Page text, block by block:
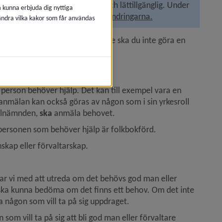
är korrekt, aktuell och lättillgänglig. Under
förståelse. Läs mer om lagändringarna.
en god man eller förvaltare ska du inte göra en
behöver hjälp. Det kan till exempel vara en
kan också göras av någon som i sin yrkesroll
ska anmäla behovet.
som behöver hjälp är folkbokförd.
eller förvaltarskap.
vi med att utreda om det behövs god man eller
kunna bedöma om det finns ett behov. Om det inte
som vill ta på sig uppdraget.
som vill ta på sig att bli god man eller förvaltare
erbjuda dig nyttiga
vilka kakor som får användas